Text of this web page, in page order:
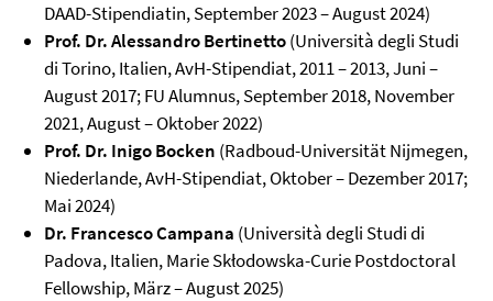
DAAD-Stipendiatin, September 2023 – August 2024)
Prof. Dr. Alessandro Bertinetto(Università degli Studi
di Torino, Italien, AvH-Stipendiat, 2011 – 2013, Juni –
August 2017; FU Alumnus, September 2018, November
2021, August – Oktober 2022)
Prof. Dr. Inigo Bocken (Radboud-Universität Nijmegen,
Niederlande, AvH-Stipendiat, Oktober – Dezember 2017;
Mai 2024)
Dr. Francesco Campana (Università degli Studi di
Padova, Italien, Marie Skłodowska-Curie Postdoctoral
Fellowship, März – August 2025)